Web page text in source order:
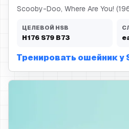
Scooby-Doo, Where Are You!
ЦЕЛЕВОЙ HSB
H176 S79 B73
Тренировать ошейник у